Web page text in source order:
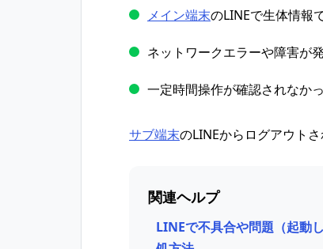
メイン端末のLINEで生体情報
ネットワークエラーや障害が
一定時間操作が確認されなか
サブ端末のLINEからログアウトさ
関連ヘルプ
LINEで不具合や問題（起動